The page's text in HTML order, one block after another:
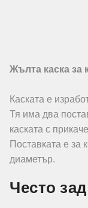
Жълта каска за
Каската е
Тя има два
каската с
Поставката е за
диаметър.
Често